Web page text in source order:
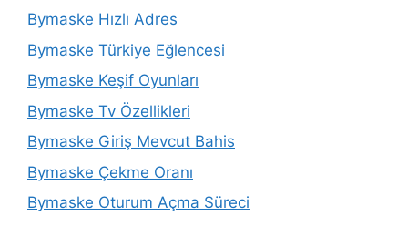
Bymaske Hızlı Adres
Bymaske Türkiye Eğlencesi
Bymaske Keşif Oyunları
Bymaske Tv Özellikleri
Bymaske Giriş Mevcut Bahis
Bymaske Çekme Oranı
Bymaske Oturum Açma Süreci